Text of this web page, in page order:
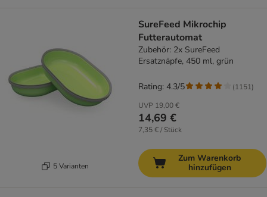
5 Varianten
SureFeed Mikrochip
Futterautomat
Zubehör: 2x SureFeed
Ersatznäpfe, 450 ml, grün
UVP 19,00 €
14,69 €
7,35 € / Stück
Rating: 4.3/5 (1151)
Zum Warenkorb
hinzufügen